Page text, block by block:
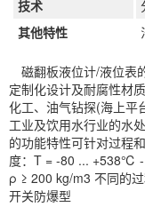
技术
其他特性
磁翻板液位计/液位表
定制化设计及耐腐性材
化工、油气钻探(海上平
工业及饮用水行业的水
的功能特性可针对过程
度：T = -80 ... +538℃ -
ρ ≥ 200 kg/m3 不同的
开关防爆型